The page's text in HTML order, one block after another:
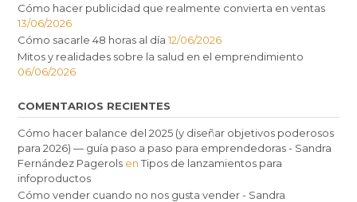
Cómo hacer publicidad que realmente convierta en ventas
13/06/2026
Cómo sacarle 48 horas al día 12/06/2026
Mitos y realidades sobre la salud en el emprendimiento
06/06/2026
COMENTARIOS RECIENTES
Cómo hacer balance del 2025 (y diseñar objetivos poderosos
para 2026) — guía paso a paso para emprendedoras - Sandra
Fernández Pagerols enTipos de lanzamientos para
infoproductos
Cómo vender cuando no nos gusta vender - Sandra